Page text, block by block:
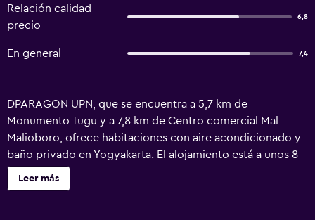
Relación calidad-
precio
6,8
En general 7,4
DPARAGON UPN, que se encuentra a 5,7 km de
Monumento Tugu y a 7,8 km de Centro comercial Mal
Malioboro, ofrece habitaciones con aire acondicionado y
baño privado en Yogyakarta. El alojamiento está a unos 8
km de Estación de tren de Yogyakarta Tugu, a 8,6 km de
Palacio Presidencial de Yogyakarta y a 8,6 km de Fuerte
Leer más